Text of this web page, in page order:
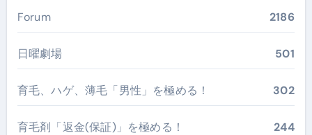
Forum 2186
日曜劇場 501
育毛、ハゲ、薄毛「男性」を極める！ 302
育毛剤「返金(保証)」を極める！ 244